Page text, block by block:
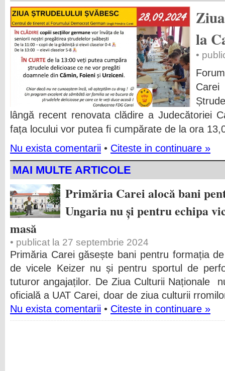
la
•
lângă recent renovata clădire a Judecătoriei
fața locului vor putea fi cumpărate de la ora
Nu exista comentarii • Citeste in continuare »
MAI MULTE ARTICOLE
Primăria Carei alocă bani
Ungaria nu și pentru echipa
masă
• publicat la 27 septembrie 2024
Primăria Carei găsește bani pentru formația
de vicele Keizer nu și pentru sportul de
tuturor angajaților. De Ziua Culturii Naționale
oficială a UAT Carei, doar de ziua culturii
Nu exista comentarii • Citeste in continuare »